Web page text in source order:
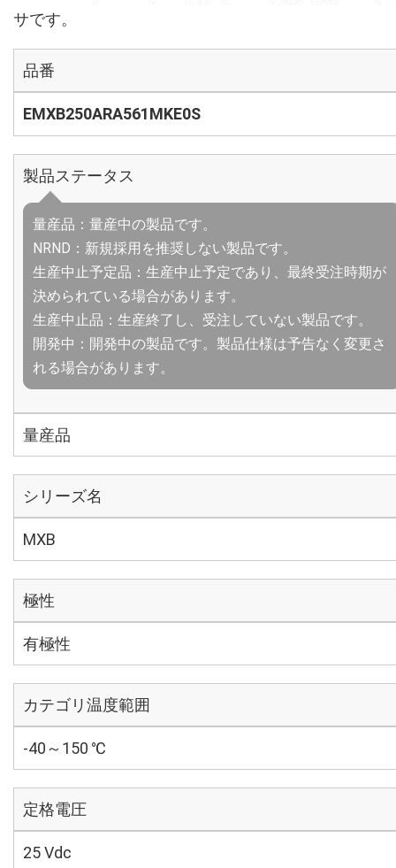
サです。
品番
EMXB250ARA561MKE0S
製品ステータス
量産品：量産中の製品です。
NRND：新規採用を推奨しない製品です。
生産中止予定品：生産中止予定であり、最終受注時期が
決められている場合があります。
生産中止品：生産終了し、受注していない製品です。
開発中：開発中の製品です。製品仕様は予告なく変更さ
れる場合があります。
量産品
シリーズ名
MXB
極性
有極性
カテゴリ温度範囲
-40～150 ℃
定格電圧
25 Vdc